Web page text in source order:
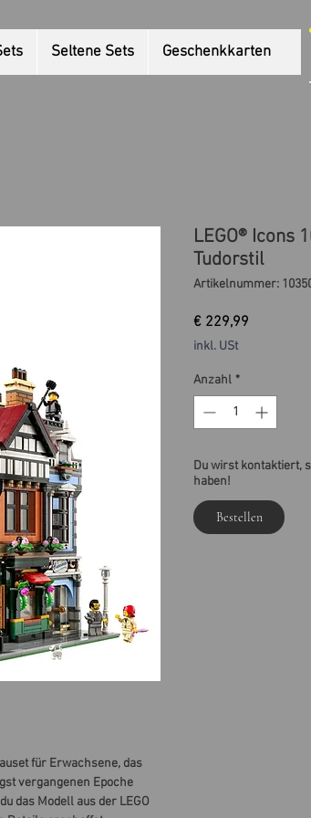
Seltene Sets Geschenkkarten
für Erwachsene, das
vergangenen Epoche
das Modell aus der LEGO
LEGO® Icons
Tudorstil
Artikelnummer:
€ 229,99
inkl. USt
Anzahl *
Du wirst kontaktiert,
haben!
Bestellen